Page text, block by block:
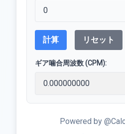
計算 リセット
ギア噛合周波数 (CPM):
Powered by